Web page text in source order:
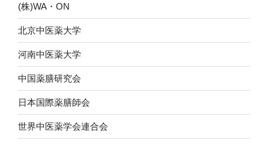
(株)WA・ON
北京中医薬大学
河南中医薬大学
中国薬膳研究会
日本国際薬膳師会
世界中医薬学会連合会